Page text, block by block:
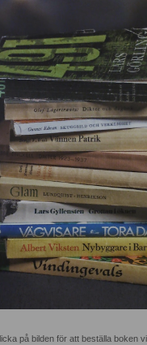
på bilden för att beställa boken